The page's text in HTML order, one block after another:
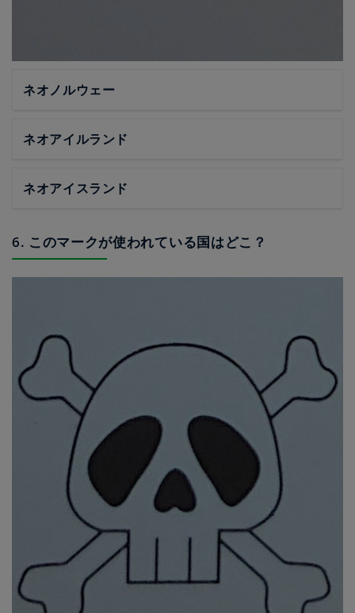
ネオノルウェー
ネオアイルランド
ネオアイスランド
6. このマークが使われている国はどこ？